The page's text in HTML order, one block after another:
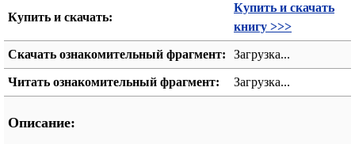
Купить и скачать:
Купить и скачать
книгу >>>
Скачать ознакомительный фрагмент: Загрузка...
Читать ознакомительный фрагмент: Загрузка...
Описание: